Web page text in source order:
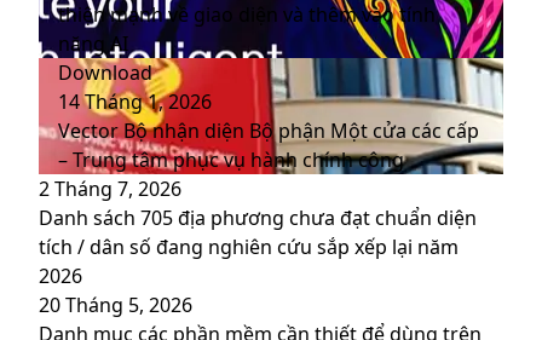
thiện mạnh về giao diện và thêm vào tính
năng AI
Download
14 Tháng 1, 2026
Vector Bộ nhận diện Bộ phận Một cửa các cấp
– Trung tâm phục vụ hành chính công
2 Tháng 7, 2026
Danh sách 705 địa phương chưa đạt chuẩn diện
tích / dân số đang nghiên cứu sắp xếp lại năm
2026
20 Tháng 5, 2026
Danh mục các phần mềm cần thiết để dùng trên